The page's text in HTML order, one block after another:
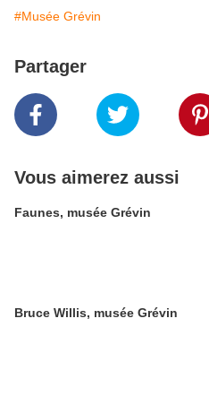
#Musée Grévin
Partager
Vous aimerez aussi
Faunes, musée Grévin
Bruce Willis, musée Grévin